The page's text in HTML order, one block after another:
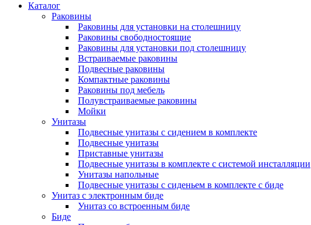
Каталог
Раковины
Раковины для установки на столешницу
Раковины свободностоящие
Раковины для установки под столешницу
Встраиваемые раковины
Подвесные раковины
Компактные раковины
Раковины под мебель
Полувстраиваемые раковины
Мойки
Унитазы
Подвесные унитазы с сидением в комплекте
Подвесные унитазы
Приставные унитазы
Подвесные унитазы в комплекте с системой инсталляции
Унитазы напольные
Подвесные унитазы с сиденьем в комплекте с биде
Унитаз с электронным биде
Унитаз со встроенным биде
Биде